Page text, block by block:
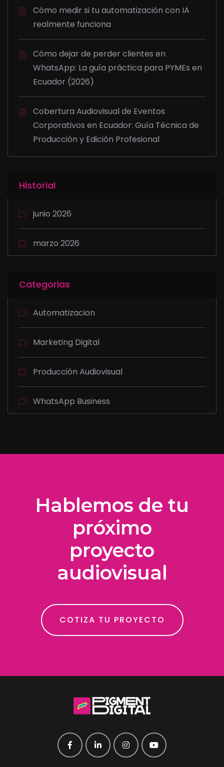
Cómo medir si tu automatización con IA
realmente funciona
Cómo dejar de perder clientes en
WhatsApp: La guía práctica para PYMEs en
Ecuador (2026)
Cobertura Audiovisual de Eventos
Corporativos en Ecuador: Guía Técnica de
Producción y Edición Profesional
Historial
junio 2026
marzo 2026
Categorias
Automatizacion
Marketing Digital
Producción Audiovisual
WhatsApp Business
Hablemos de tu
próximo
proyecto
audiovisual
COTIZA TU PROYECTO